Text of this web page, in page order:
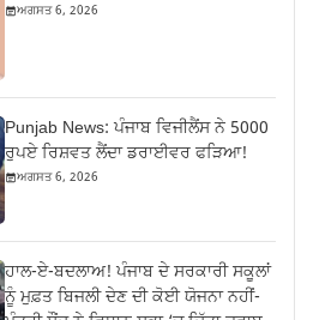
ਅਗਸਤ 6, 2026
Punjab News: ਪੰਜਾਬ ਵਿਜੀਲੈਂਸ ਨੇ 5000
ਰੁਪਏ ਰਿਸ਼ਵਤ ਲੈਂਦਾ ਡਰਾਈਵਰ ਫੜਿਆ!
ਅਗਸਤ 6, 2026
ਹਾਲ-ਏ-ਬਦਲਾਅ! ਪੰਜਾਬ ਦੇ ਸਰਕਾਰੀ ਸਕੂਲਾਂ
ਨੂੰ ਮੁਫ਼ਤ ਬਿਜਲੀ ਦੇਣ ਦੀ ਕੋਈ ਯੋਜਨਾ ਨਹੀਂ-